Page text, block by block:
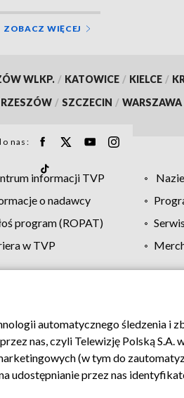
ZOBACZ WIĘCEJ
WLKP. / KATOWICE / KIELCE /
RZESZÓW / SZCZECIN / WARSZAWA
nas:
informacji TVP
o nadawcy
program (ROPAT)
w TVP
Moje zgody Pomoc
automatycznego śledzenia i
nas, czyli Telewizję Polską S.A.
(w tym do
udostępnianie przez nas